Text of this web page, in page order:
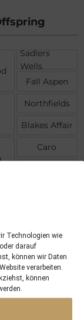
Technologien wie
darauf
können wir Daten
verarbeiten.
können
Sadlers
Wells
Fall Aspen
Northfields
Blakes Affair
Caro